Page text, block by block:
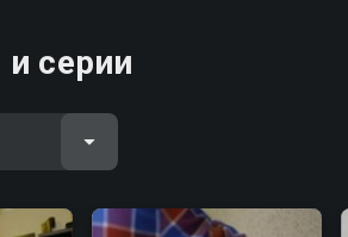
за пять минут, экономить в
кулинарные шедевры из
для всей семьи.
3 сезон сериала ПроСТО кухня
серии